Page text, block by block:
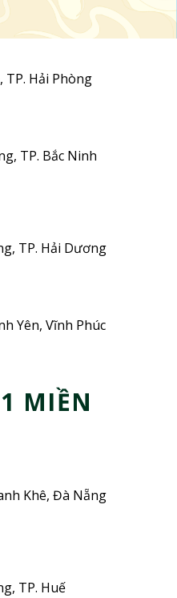
TP. Hải Phòng
TP. Bắc Ninh
TP. Hải Dương
Yên, Vĩnh Phúc
MIỀN
Khê, Đà Nẵng
TP. Huế